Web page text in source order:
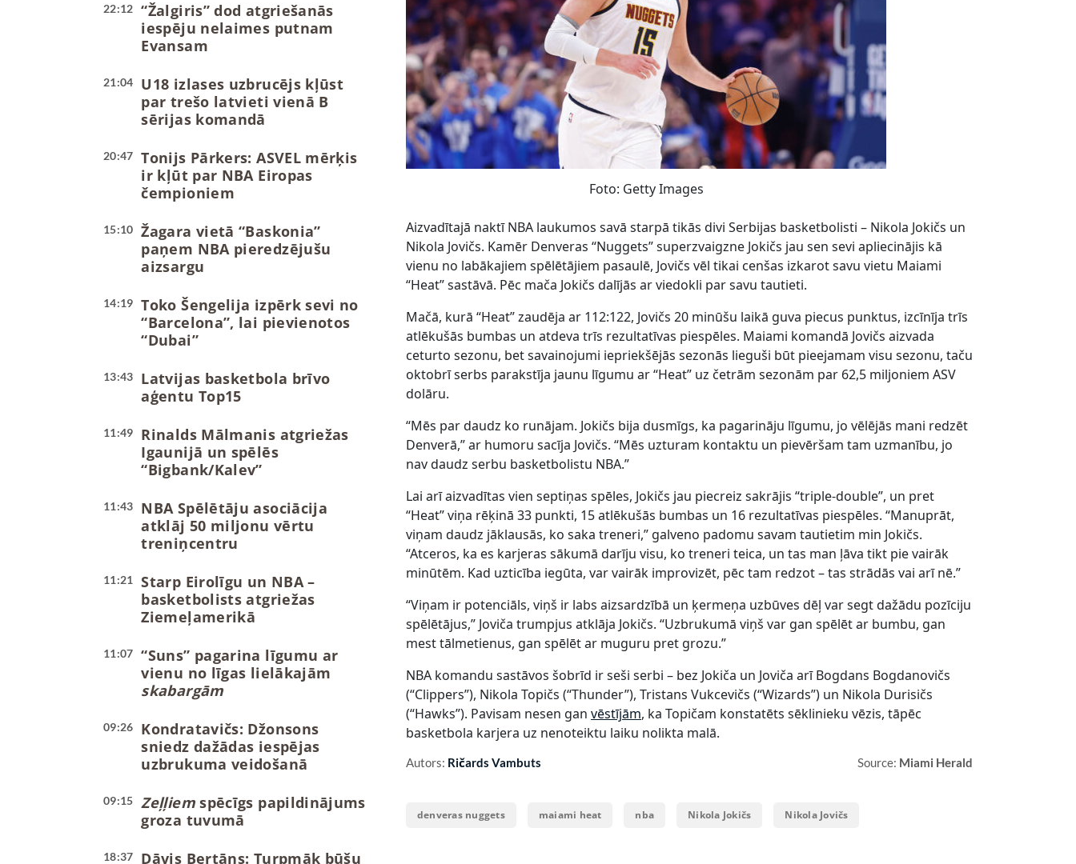
22:12
“Žalgiris” dod atgriešanās
iespēju nelaimes putnam
Evansam
21:04
U18 izlases uzbrucējs kļūst
par trešo latvieti vienā B
sērijas komandā
20:47
Tonijs Pārkers: ASVEL mērķis
ir kļūt par NBA Eiropas
čempioniem
15:10
Žagara vietā “Baskonia”
paņem NBA pieredzējušu
aizsargu
14:19
Toko Šengelija izpērk sevi no
“Barcelona”, lai pievienotos
“Dubai”
13:43
Latvijas basketbola brīvo
aģentu Top15
11:49
Rinalds Mālmanis atgriežas
Igaunijā un spēlēs
“Bigbank/Kalev”
11:43
NBA Spēlētāju asociācija
atklāj 50 miljonu vērtu
treniņcentru
11:21
Starp Eirolīgu un NBA –
basketbolists atgriežas
Ziemeļamerikā
11:07
“Suns” pagarina līgumu ar
vienu no līgas lielākajām
skabargām
09:26
Kondratavičs: Džonsons
sniedz dažādas iespējas
uzbrukuma veidošanā
09:15 Zeļļiemspēcīgs papildinājums
groza tuvumā
18:37
Dāvis Bertāns: Turpmāk būšu
Foto: Getty Images
Aizvadītajā naktī NBA laukumos savā starpā tikās divi Serbijas basketbolisti – Nikola Jokičs un
Nikola Jovičs. Kamēr Denveras “Nuggets” superzvaigzne Jokičs jau sen sevi apliecinājis kā
vienu no labākajiem spēlētājiem pasaulē, Jovičs vēl tikai cenšas izkarot savu vietu Maiami
“Heat” sastāvā. Pēc mača Jokičs dalījās ar viedokli par savu tautieti.
Mačā, kurā “Heat” zaudēja ar 112:122, Jovičs 20 minūšu laikā guva piecus punktus, izcīnīja trīs
atlēkušās bumbas un atdeva trīs rezultatīvas piespēles. Maiami komandā Jovičs aizvada
ceturto sezonu, bet savainojumi iepriekšējās sezonās lieguši būt pieejamam visu sezonu, taču
oktobrī serbs parakstīja jaunu līgumu ar “Heat” uz četrām sezonām par 62,5 miljoniem ASV
dolāru.
“Mēs par daudz ko runājam. Jokičs bija dusmīgs, ka pagarināju līgumu, jo vēlējās mani redzēt
Denverā,” ar humoru sacīja Jovičs. “Mēs uzturam kontaktu un pievēršam tam uzmanību, jo
nav daudz serbu basketbolistu NBA.”
Lai arī aizvadītas vien septiņas spēles, Jokičs jau piecreiz sakrājis “triple-double”, un pret
“Heat” viņa rēķinā 33 punkti, 15 atlēkušās bumbas un 16 rezultatīvas piespēles. “Manuprāt,
viņam daudz jāklausās, ko saka treneri,” galveno padomu savam tautietim min Jokičs.
“Atceros, ka es karjeras sākumā darīju visu, ko treneri teica, un tas man ļāva tikt pie vairāk
minūtēm. Kad uzticība iegūta, var vairāk improvizēt, pēc tam redzot – tas strādās vai arī nē.”
“Viņam ir potenciāls, viņš ir labs aizsardzībā un ķermeņa uzbūves dēļ var segt dažādu pozīciju
spēlētājus,” Joviča trumpjus atklāja Jokičs. “Uzbrukumā viņš var gan spēlēt ar bumbu, gan
mest tālmetienus, gan spēlēt ar muguru pret grozu.”
NBA komandu sastāvos šobrīd ir seši serbi – bez Jokiča un Joviča arī Bogdans Bogdanovičs
(“Clippers”), Nikola Topičs (“Thunder”), Tristans Vukcevičs (“Wizards”) un Nikola Durisičs
(“Hawks”). Pavisam nesen gan vēstījām, ka Topičam konstatēts sēklinieku vēzis, tāpēc
basketbola karjera uz nenoteiktu laiku nolikta malā.
Autors: Ričards Vambuts Source: Miami Herald
denveras nuggets maiami heat nba Nikola Jokičs Nikola Jovičs